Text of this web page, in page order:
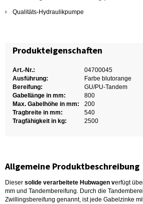
Qualitäts-Hydraulikpumpe
Produkteigenschaften
Art.-Nr.:
04700045
Ausführung:
Farbe blutorange
Bereifung:
GU/PU-Tandem
Gabellänge in mm:
800
Max. Gabelhöhe in mm:
200
Tragbreite in mm:
540
Tragfähigkeit in kg:
2500
Allgemeine Produktbeschreibung
Dieser solide verarbeitete Hubwagen verfügt
mm und Tandembereifung. Durch die
Zwillingsbereifung genannt, ist jede Gabelzinke